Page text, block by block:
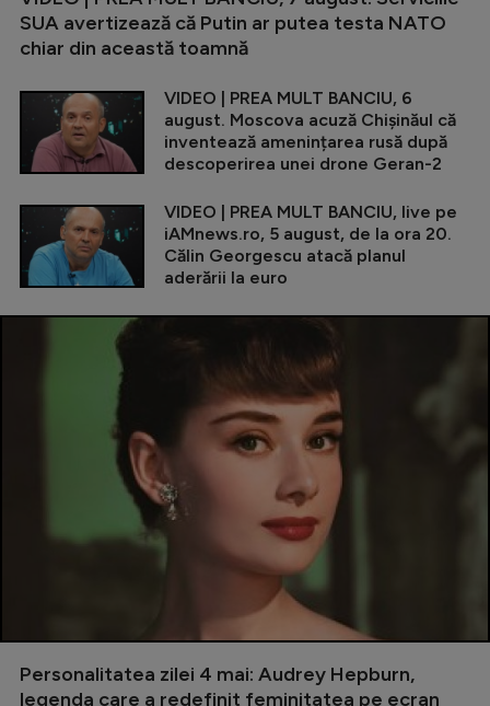
SUA avertizează că Putin ar putea testa NATO
chiar din această toamnă
VIDEO | PREA MULT BANCIU, 6
august. Moscova acuză Chișinăul că
inventează amenințarea rusă după
descoperirea unei drone Geran-2
VIDEO | PREA MULT BANCIU, live pe
iAMnews.ro, 5 august, de la ora 20.
Călin Georgescu atacă planul
aderării la euro
Personalitatea zilei 4 mai: Audrey Hepburn,
legenda care a redefinit feminitatea pe ecran